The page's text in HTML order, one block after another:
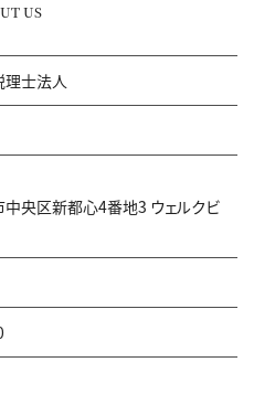
US
理士法人
央区新都心4番地3 ウェルクビ